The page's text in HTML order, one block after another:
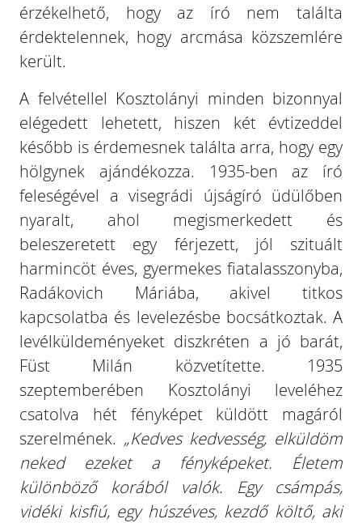
érzékelhető, hogy az író nem találta
érdektelennek, hogy arcmása közszemlére
került.
A felvétellel Kosztolányi minden bizonnyal
elégedett lehetett, hiszen két évtizeddel
később is érdemesnek találta arra, hogy egy
hölgynek ajándékozza. 1935-ben az író
feleségével a visegrádi újságíró üdülőben
nyaralt, ahol megismerkedett és
beleszeretett egy férjezett, jól szituált
harmincöt éves, gyermekes fiatalasszonyba,
Radákovich Máriába, akivel titkos
kapcsolatba és levelezésbe bocsátkoztak. A
levélküldeményeket diszkréten a jó barát,
Füst Milán közvetítette. 1935
szeptemberében Kosztolányi leveléhez
csatolva hét fényképet küldött magáról
szerelmének. „Kedves kedvesség, elküldöm
neked ezeket a fényképeket. Életem
különböző korából valók. Egy csámpás,
vidéki kisfiú, egy húszéves, kezdő költő, aki